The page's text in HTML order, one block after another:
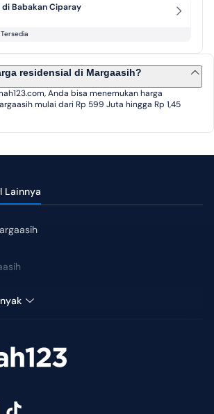
di Babakan Ciparay
residensial di Margaasih?
Anda bisa menemukan harga
mulai dari Rp 599 Juta hingga Rp 1,45
Lainnya